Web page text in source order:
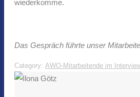
wiederkomme.
Das Gespräch führte unser
Category: AWO-Mitarbeitende im